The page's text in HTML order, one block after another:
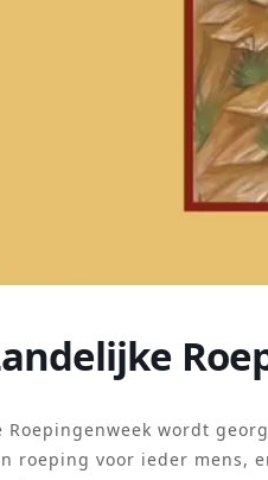
Roepingenweek wordt
roeping voor ieder mens,